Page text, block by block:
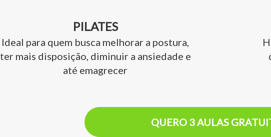
PILATES
Ideal para quem busca melhorar a postura,
ter mais disposição, diminuir a ansiedade e
até emagrecer
QUERO 3 AULAS